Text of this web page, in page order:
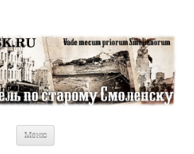
открытки, карты …
Меню